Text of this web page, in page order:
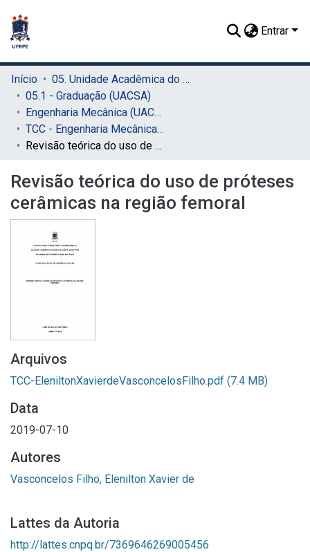
Entrar
Início
05. Unidade Acadêmica do Cabo de Santo Agostinho (UACSA)
05.1 - Graduação (UACSA)
Engenharia Mecânica (UACSA)
TCC - Engenharia Mecânica (UACSA)
Revisão teórica do uso de próteses cerâmicas na região femoral
Revisão teórica do uso de próteses
cerâmicas na região femoral
Arquivos
TCC-EleniltonXavierdeVasconcelosFilho.pdf (7.4 MB)
Data
2019-07-10
Autores
Vasconcelos Filho, Elenilton Xavier de
Lattes da Autoria
http://lattes.cnpq.br/7369646269005456